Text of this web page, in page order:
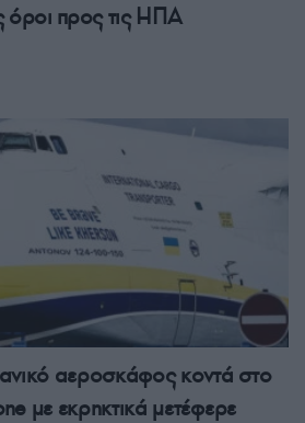
όροι προς τις ΗΠΑ
αεροσκάφος κοντά στο
με εκρηκτικά μετέφερε